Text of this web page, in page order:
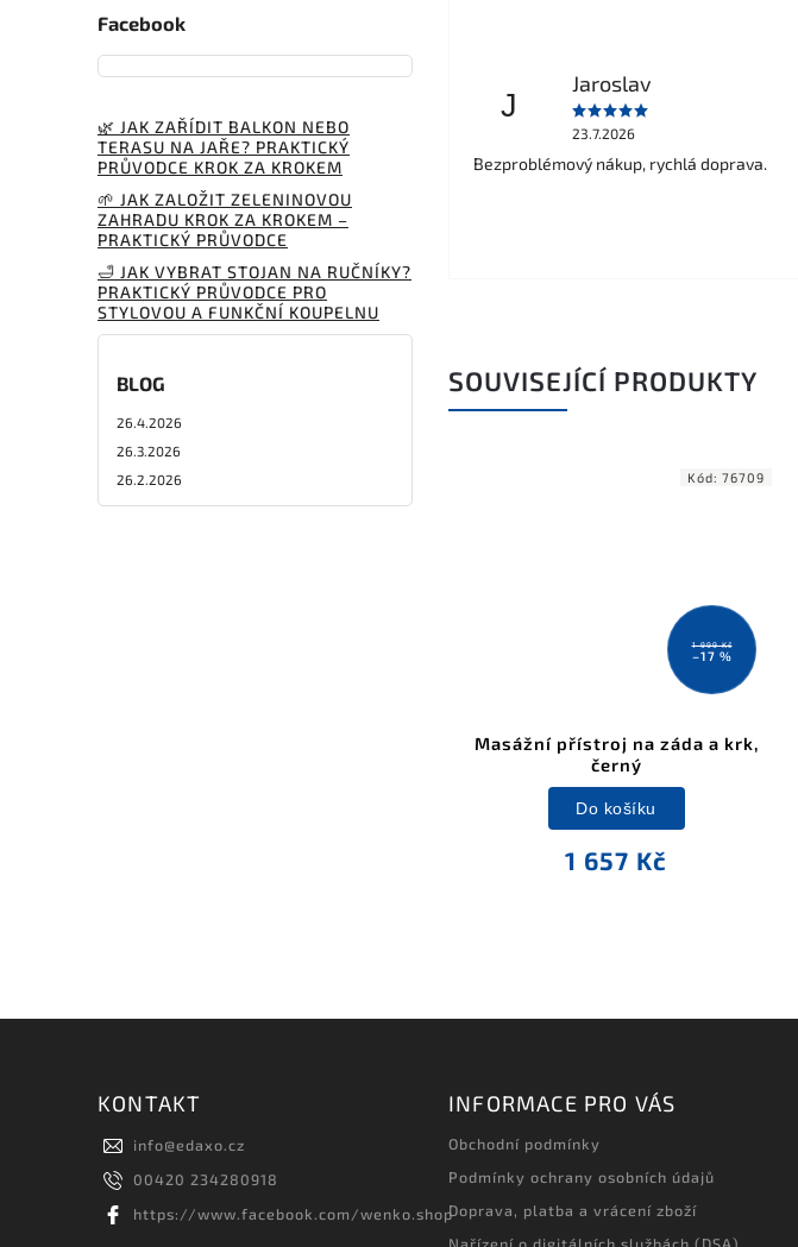
Facebook
🌿 JAK ZAŘÍDIT BALKON NEBO
TERASU NA JAŘE? PRAKTICKÝ
PRŮVODCE KROK ZA KROKEM
🌱 JAK ZALOŽIT ZELENINOVOU
ZAHRADU KROK ZA KROKEM –
PRAKTICKÝ PRŮVODCE
🛁 JAK VYBRAT STOJAN NA RUČNÍKY?
PRAKTICKÝ PRŮVODCE PRO
STYLOVOU A FUNKČNÍ KOUPELNU
BLOG
26.4.2026
26.3.2026
26.2.2026
J
Jaroslav
23.7.2026
Bezproblémový nákup, rychlá doprava.
SOUVISEJÍCÍ PRODUKTY
1 999 Kč
–17 %
Masážní přístroj na záda a krk,
černý
1 657 Kč
Do košíku
Kód: 76709
KONTAKT
info@edaxo.cz
00420 234280918
https://www.facebook.com/wenko.shop
INFORMACE PRO VÁS
Obchodní podmínky
Podmínky ochrany osobních údajů
Doprava, platba a vrácení zboží